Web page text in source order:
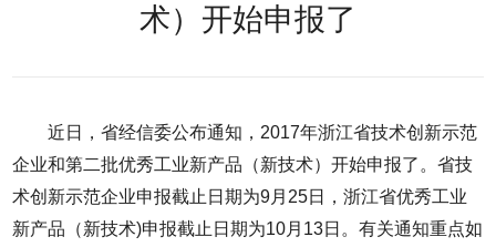
术）开始申报了
近日，省经信委公布通知，2017年浙江省技术创新示范
企业和第二批优秀工业新产品（新技术）开始申报了。省技
术创新示范企业申报截止日期为9月25日，浙江省优秀工业
新产品（新技术)申报截止日期为10月13日。有关通知重点如